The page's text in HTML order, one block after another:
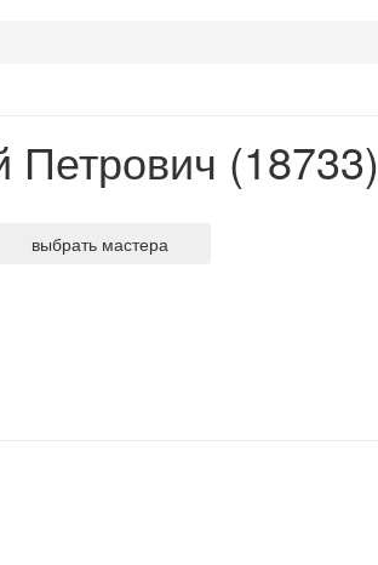
(18733)
выбрать мастера